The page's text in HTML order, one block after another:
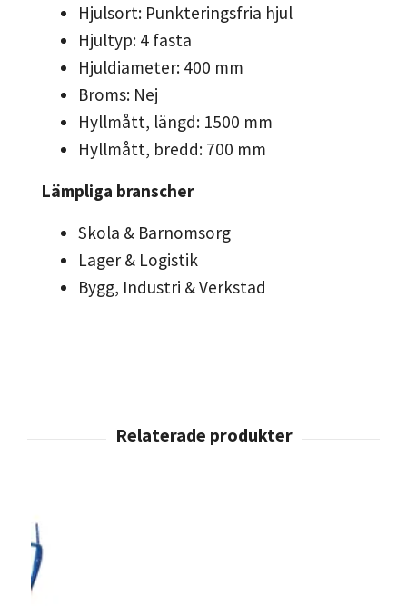
Hjulsort: Punkteringsfria hjul
Hjultyp: 4 fasta
Hjuldiameter: 400 mm
Broms: Nej
Hyllmått, längd: 1500 mm
Hyllmått, bredd: 700 mm
Lämpliga branscher
Skola & Barnomsorg
Lager & Logistik
Bygg, Industri & Verkstad